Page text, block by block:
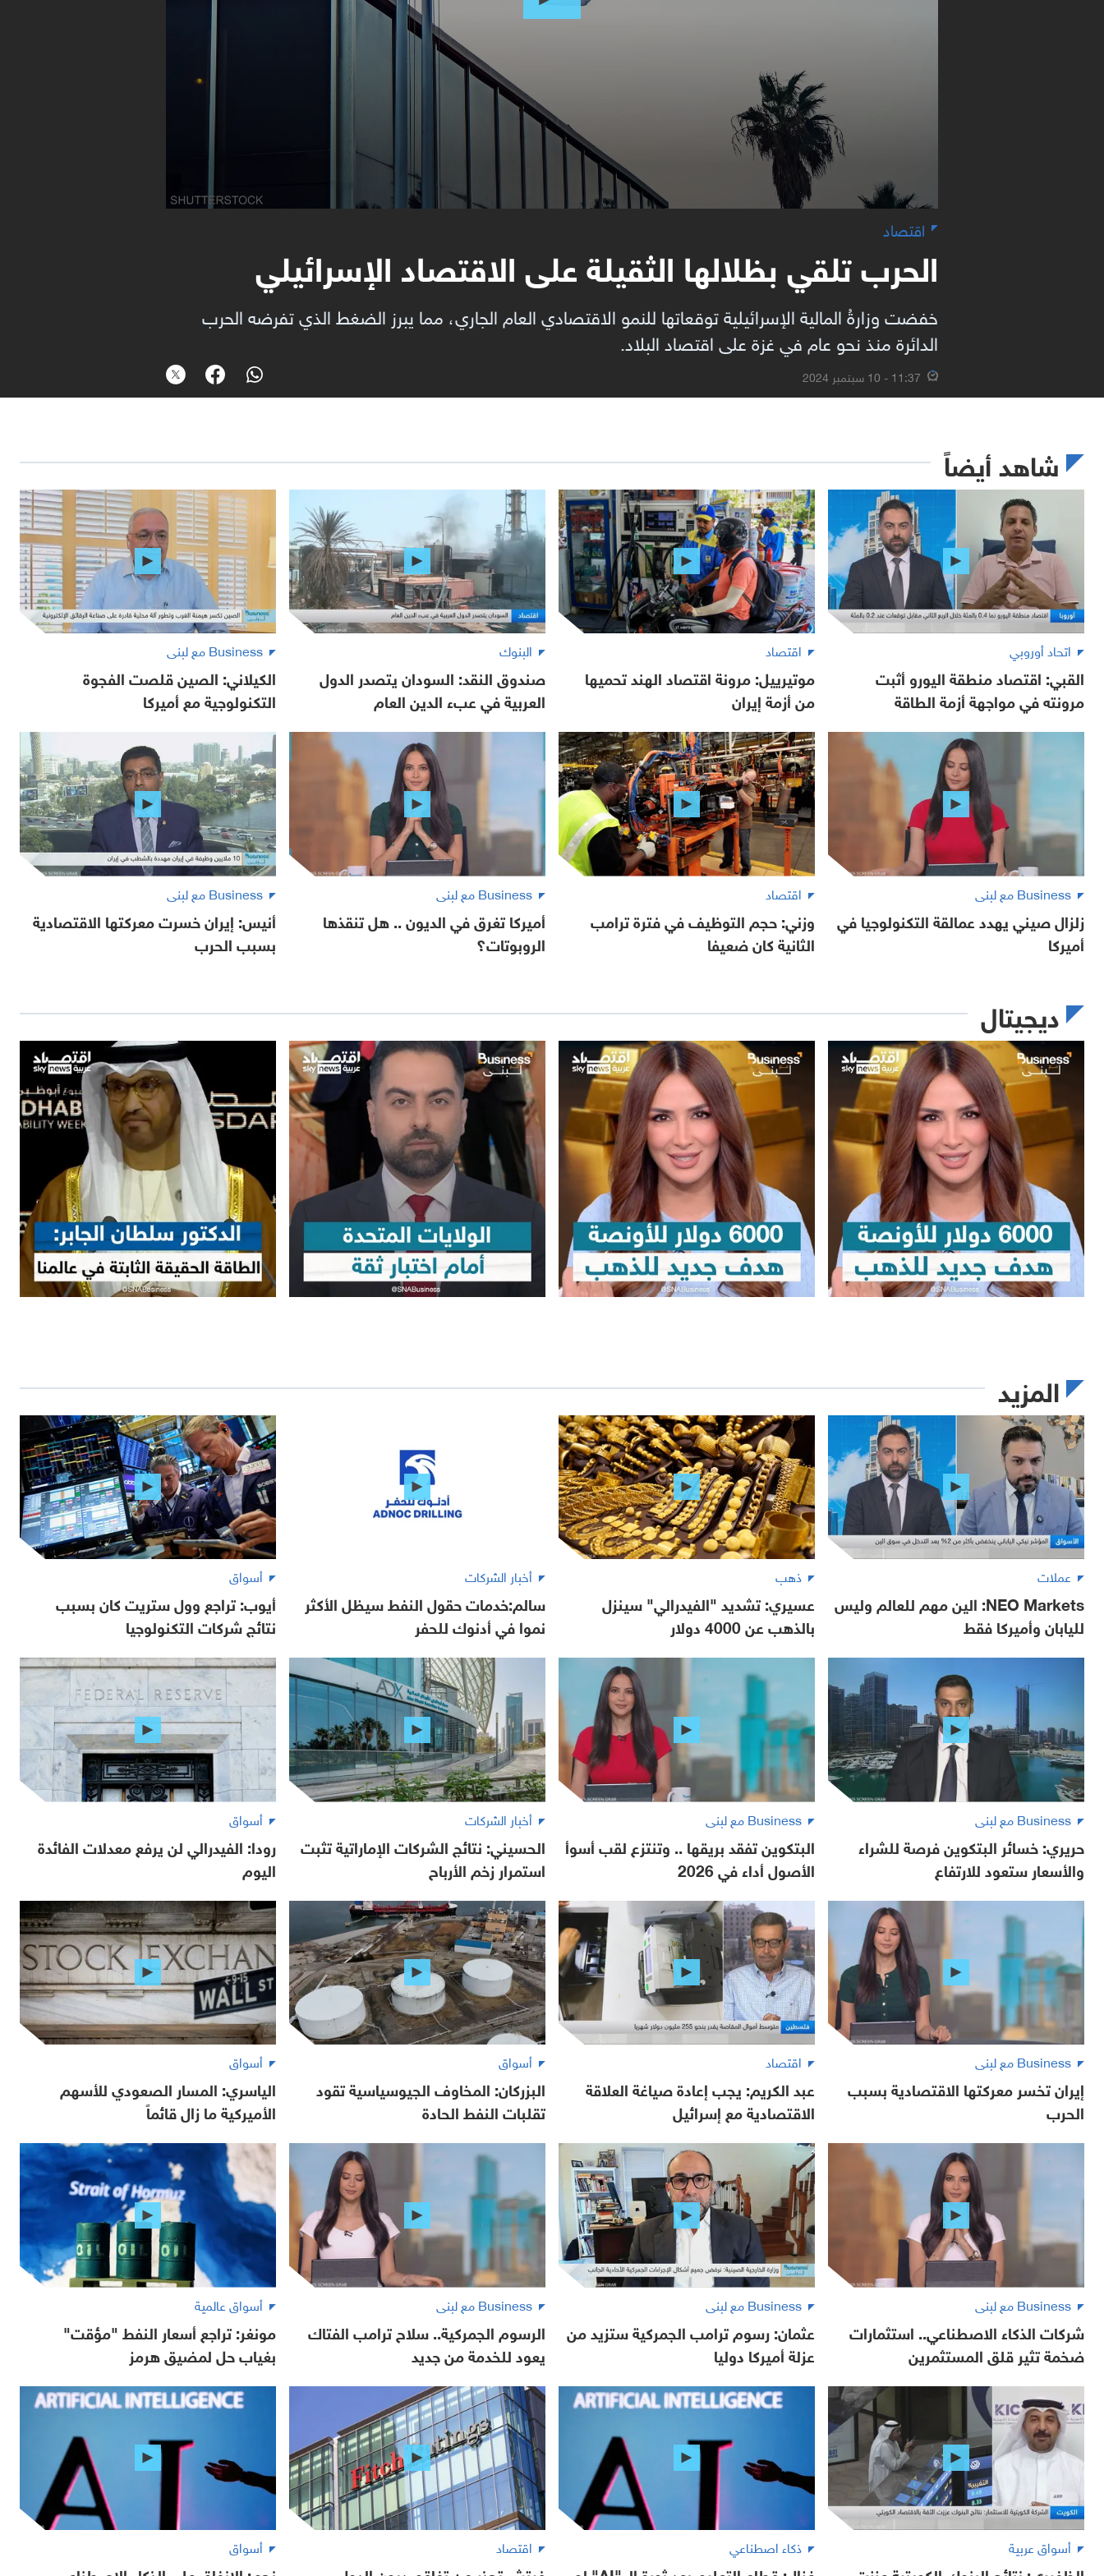
اقتصاد
الحرب تلقي بظلالها الثقيلة على الاقتصاد الإسرائيلي
خفضت وزارةُ المالية الإسرائيلية توقعاتها للنمو الاقتصادي العام الجاري، مما يبرز الضغط الذي تفرضه الحرب
الدائرة منذ نحو عام في غزة على اقتصاد البلاد.
11:37 - 10 سبتمبر 2024
شاهد أيضاً
اتحاد أوروبي
القبي: اقتصاد منطقة اليورو أثبت
مرونته في مواجهة أزمة الطاقة
اقتصاد
موتيرييل: مرونة اقتصاد الهند تحميها
من أزمة إيران
البنوك
صندوق النقد: السودان يتصدر الدول
العربية في عبء الدين العام
Business مع لبنى
الكيلاني: الصين قلصت الفجوة
التكنولوجية مع أميركا
Business مع لبنى
زلزال صيني يهدد عمالقة التكنولوجيا في
أميركا
اقتصاد
وزني: حجم التوظيف في فترة ترامب
الثانية كان ضعيفا
Business مع لبنى
أميركا تغرق في الديون .. هل تنقذها
الروبوتات؟
Business مع لبنى
أنيس: إيران خسرت معركتها الاقتصادية
بسبب الحرب
ديجيتال
المزيد
عملات
NEO Markets: الين مهم للعالم وليس
لليابان وأميركا فقط
ذهب
عسيري: تشديد "الفيدرالي" سينزل
بالذهب عن 4000 دولار
أخبار الشركات
سالم:خدمات حقول النفط سيظل الأكثر
نموا في أدنوك للحفر
أسواق
أيوب: تراجع وول ستريت كان بسبب
نتائج شركات التكنولوجيا
Business مع لبنى
حريري: خسائر البتكوين فرصة للشراء
والأسعار ستعود للارتفاع
Business مع لبنى
البتكوين تفقد بريقها .. وتنتزع لقب أسوأ
الأصول أداء في 2026
أخبار الشركات
الحسيني: نتائج الشركات الإماراتية تثبت
استمرار زخم الأرباح
أسواق
رودا: الفيدرالي لن يرفع معدلات الفائدة
اليوم
Business مع لبنى
إيران تخسر معركتها الاقتصادية بسبب
الحرب
اقتصاد
عبد الكريم: يجب إعادة صياغة العلاقة
الاقتصادية مع إسرائيل
أسواق
البزركان: المخاوف الجيوسياسية تقود
تقلبات النفط الحادة
أسواق
الياسري: المسار الصعودي للأسهم
الأميركية ما زال قائماً
Business مع لبنى
شركات الذكاء الاصطناعي.. استثمارات
ضخمة تثير قلق المستثمرين
Business مع لبنى
عثمان: رسوم ترامب الجمركية ستزيد من
عزلة أميركا دوليا
Business مع لبنى
الرسوم الجمركية.. سلاح ترامب الفتاك
يعود للخدمة من جديد
أسواق عالمية
مونغر: تراجع أسعار النفط "مؤقت"
بغياب حل لمضيق هرمز
أسواق عربية ذكاء اصطناعي اقتصاد أسواق